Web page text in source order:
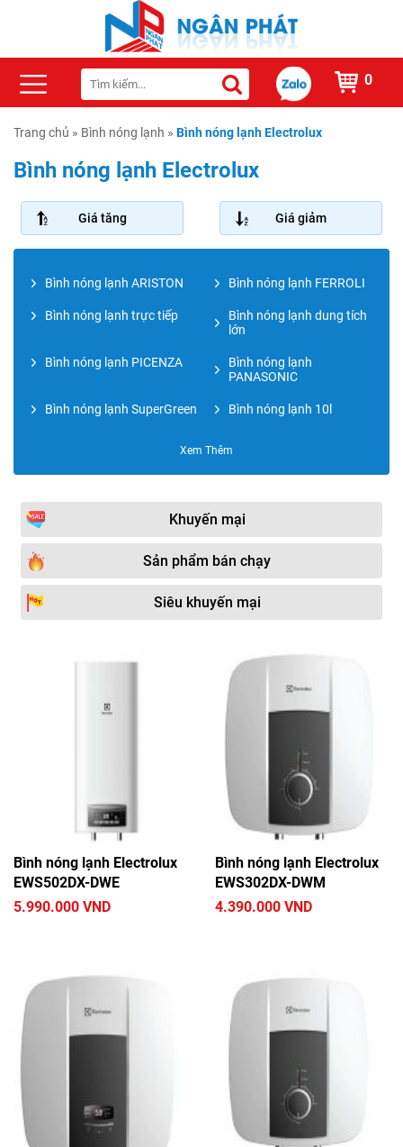
0
Trang chủ » Bình nóng lạnh » Bình nóng lạnh Electrolux
Bình nóng lạnh Electrolux
Giá tăng Giá giảm
Bình nóng lạnh ARISTON Bình nóng lạnh FERROLI
Bình nóng lạnh trực tiếp
Bình nóng lạnh dung tích
lớn
Bình nóng lạnh PICENZA
Bình nóng lạnh
PANASONIC
Bình nóng lạnh SuperGreen Bình nóng lạnh 10l
Bình nóng lạnh CENTON Bình nóng lạnh Rheem
Bình nóng lạnh 15l
Bình nóng lạnh RAPIDO
OBEL
Bình nóng lạnh 20l
Bình nóng lạnh ROSSI Bình nóng lạnh Atlantic
Phụ kiện bình nóng lạnh
Máy nước nóng Heat
Bình nóng lạnh 40l
Xem Thêm
Khuyến mại
Sản phẩm bán chạy
Siêu khuyến mại
Bình nóng lạnh Electrolux
EWS502DX-DWE
5.990.000 VND
Bình nóng lạnh Electrolux
EWS302DX-DWM
4.390.000 VND